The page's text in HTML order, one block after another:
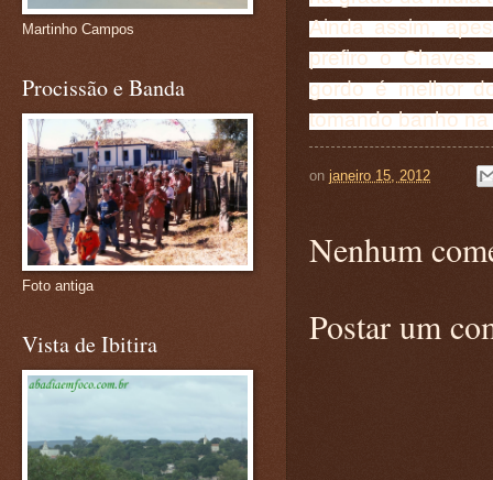
Ainda assim,
prefiro o Chaves.
gordo é melhor
tomando banho na
on janeiro 15, 2012
Nenhum
Postar um
Martinho Campos
Procissão e Banda
Foto antiga
Vista de Ibitira